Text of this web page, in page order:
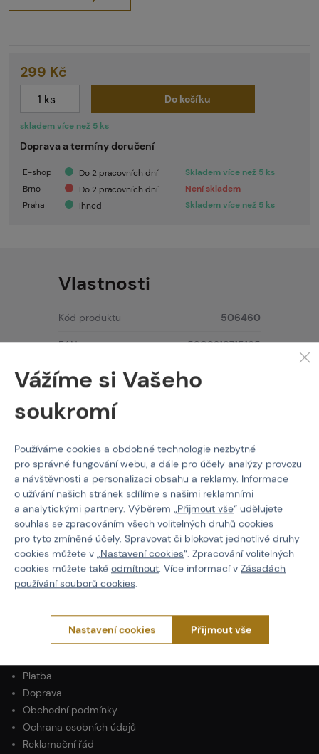
skladem více než 5 ks
299 Kč
Do košíku
Doprava a termíny doručení
E-shop Do 2 pracovních dní
Skladem více než 5 ks
Brno
Do 2 pracovních dní
Není skladem
Praha
Ihned Skladem více než 5 ks
Vlastnosti
Kód produktu 506460
EAN 5908218715165
Barva
PROČ NAKUPOVAT U NÁS?
Actionshop.cz
Black Friday
3x Showroom v ČR
Ověřené značky
Platba
Doprava
Obchodní podmínky
Ochrana osobních údajů
Reklamační řád
Vážíme si Vašeho
soukromí
Používáme cookies a obdobné technologie nezbytné
pro správné fungování webu, a dále pro účely analýzy provozu
a návštěvnosti a personalizaci obsahu a reklamy. Informace
o užívání našich stránek sdílíme s našimi reklamními
a analytickými partnery. Výběrem „Přijmout vše“ udělujete
souhlas se zpracováním všech volitelných druhů cookies
pro tyto zmíněné účely. Spravovat či blokovat jednotlivé druhy
cookies můžete v „Nastavení cookies“. Zpracování volitelných
cookies můžete také odmítnout. Více informací v Zásadách
používání souborů cookies.
Nastavení cookies Přijmout vše